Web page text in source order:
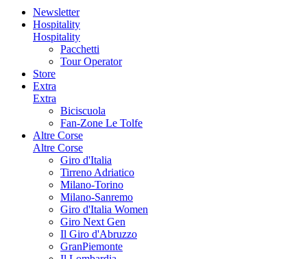
Newsletter
Hospitality
Hospitality
Pacchetti
Tour Operator
Store
Extra
Extra
Biciscuola
Fan-Zone Le Tolfe
Altre Corse
Altre Corse
Giro d'Italia
Tirreno Adriatico
Milano-Torino
Milano-Sanremo
Giro d'Italia Women
Giro Next Gen
Il Giro d'Abruzzo
GranPiemonte